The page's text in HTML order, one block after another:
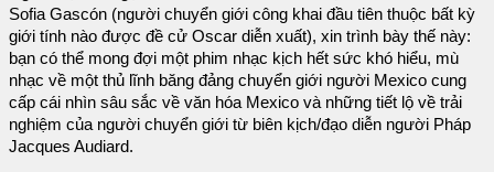
Sofia Gascón (người chuyển giới công khai đầu tiên thuộc bất kỳ
giới tính nào được đề cử Oscar diễn xuất), xin trình bày thế này:
bạn có thể mong đợi một phim nhạc kịch hết sức khó hiểu, mù
nhạc về một thủ lĩnh băng đảng chuyển giới người Mexico cung
cấp cái nhìn sâu sắc về văn hóa Mexico và những tiết lộ về trải
nghiệm của người chuyển giới từ biên kịch/đạo diễn người Pháp
Jacques Audiard.